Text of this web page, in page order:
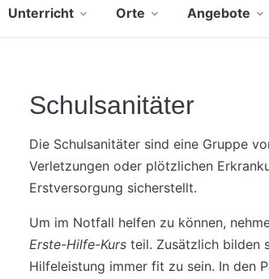
Unterricht Orte Angebote
Schulsanitäter
Die Schulsanitäter sind eine Gruppe
Verletzungen oder plötzlichen
Erstversorgung sicherstellt.
Um im Notfall helfen zu können,
Erste-Hilfe-Kursteil. Zusätzlich bilden
Hilfeleistung immer fit zu sein. In den